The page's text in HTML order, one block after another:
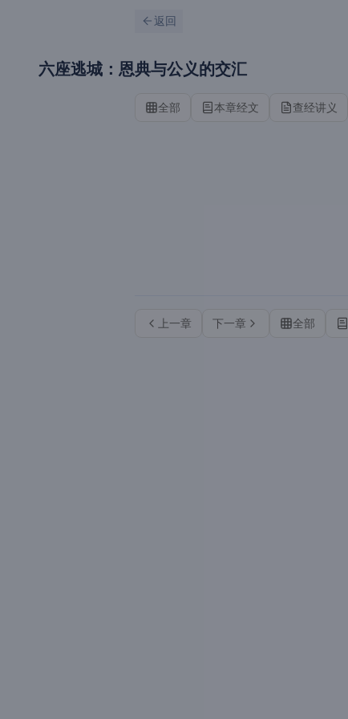
返回
六座逃城：恩典与公义的交汇
全部 本章经文 查经讲义
上一章 下一章 全部